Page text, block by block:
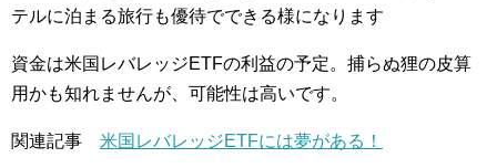
テルに泊まる旅行も優待でできる様になります
資金は米国レバレッジETFの利益の予定。捕らぬ狸の皮算
用かも知れませんが、可能性は高いです。
関連記事 米国レバレッジETFには夢がある！